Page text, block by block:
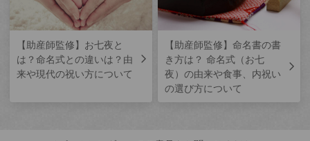
【助産師監修】お七夜と
は？命名式との違いは？由
来や現代の祝い方について
【助産師監修】命名書の書
き方は？ 命名式（お七
夜）の由来や食事、内祝い
の選び方について